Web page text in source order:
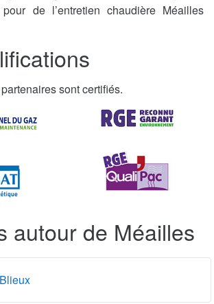
de l’entretien chaudière Méailles
sont certifiés.
autour de Méailles